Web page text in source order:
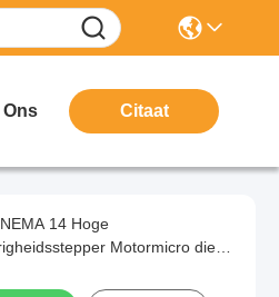
Citaat
14 Hoge
Motormicro die